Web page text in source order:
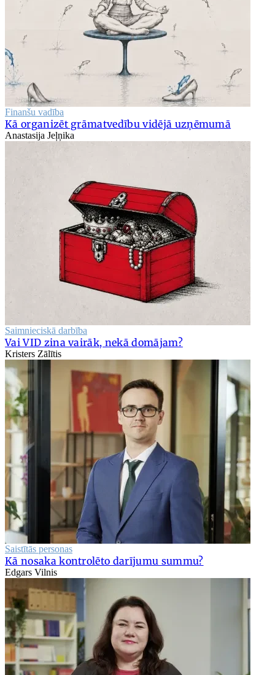
Finanšu vadība
Kā organizēt grāmatvedību vidējā uzņēmumā
Anastasija Jeļņika
Saimnieciskā darbība
Vai VID zina vairāk, nekā domājam?
Kristers Zālītis
Saistītās personas
Kā nosaka kontrolēto darījumu summu?
Edgars Vilnis